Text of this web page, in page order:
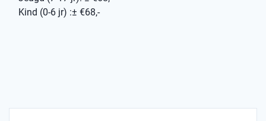
Kind (0-6 jr) :± €68,-